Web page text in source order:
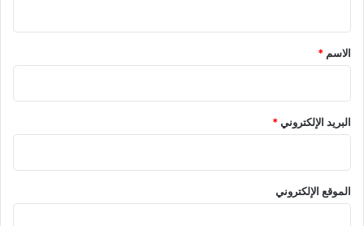
*
الاسم *
البريد الإلكتروني*
الموقع الإلكتروني